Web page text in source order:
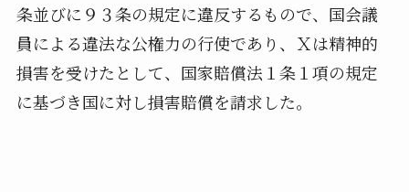
条並びに９３条の規定に違反するもので、国会議
員による違法な公権力の行使であり、Ｘは精神的
損害を受けたとして、国家賠償法１条１項の規定
に基づき国に対し損害賠償を請求した。